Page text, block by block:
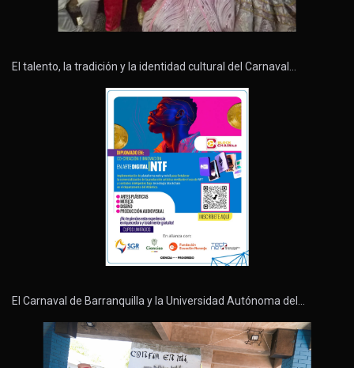
El talento, la tradición y la identidad cultural del Carnaval…
El Carnaval de Barranquilla y la Universidad Autónoma del…